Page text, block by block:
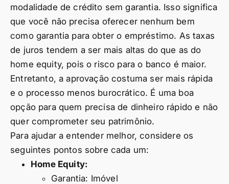
modalidade de crédito sem garantia. Isso significa
que você não precisa oferecer nenhum bem
como garantia para obter o empréstimo. As taxas
de juros tendem a ser mais altas do que as do
home equity, pois o risco para o banco é maior.
Entretanto, a aprovação costuma ser mais rápida
e o processo menos burocrático. É uma boa
opção para quem precisa de dinheiro rápido e não
quer comprometer seu patrimônio.
Para ajudar a entender melhor, considere os
seguintes pontos sobre cada um:
Home Equity:
Garantia: Imóvel